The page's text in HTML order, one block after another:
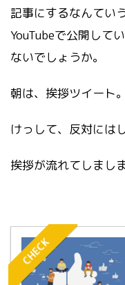
記事にするなんてい
YouTubeで公開して
ないでしょうか。
朝は、挨拶ツイート
けっして、反対には
挨拶が流れてしまし
CHECK